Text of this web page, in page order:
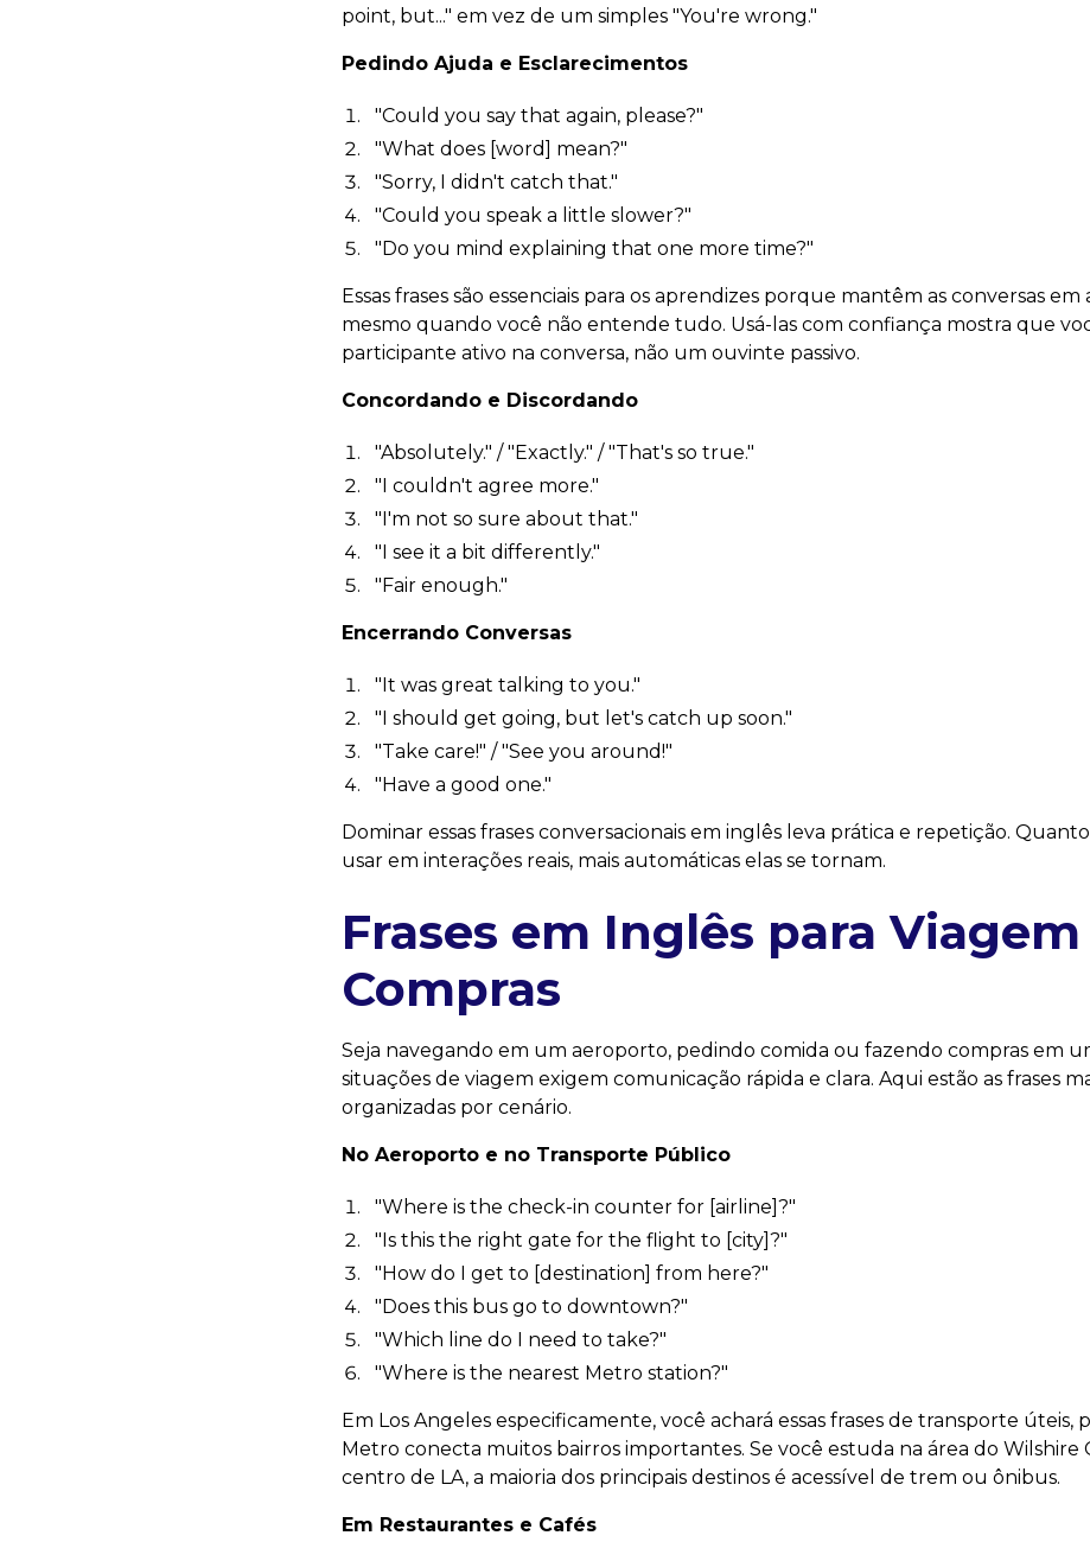
point, but..." em vez de um simples "You're wrong."
Pedindo Ajuda e Esclarecimentos
"Could you say that again, please?"
"What does [word] mean?"
"Sorry, I didn't catch that."
"Could you speak a little slower?"
"Do you mind explaining that one more time?"
Essas frases são essenciais para os aprendizes porque mantêm as conversas
mesmo quando você não entende tudo. Usá-las com confiança mostra que
participante ativo na conversa, não um ouvinte passivo.
Concordando e Discordando
"Absolutely." / "Exactly." / "That's so true."
"I couldn't agree more."
"I'm not so sure about that."
"I see it a bit differently."
"Fair enough."
Encerrando Conversas
"It was great talking to you."
"I should get going, but let's catch up soon."
"Take care!" / "See you around!"
"Have a good one."
Dominar essas frases conversacionais em inglês leva prática e repetição.
usar em interações reais, mais automáticas elas se tornam.
Frases em Inglês para Viagem
Compras
Seja navegando em um aeroporto, pedindo comida ou fazendo compras em
situações de viagem exigem comunicação rápida e clara. Aqui estão as frases
organizadas por cenário.
No Aeroporto e no Transporte Público
"Where is the check-in counter for [airline]?"
"Is this the right gate for the flight to [city]?"
"How do I get to [destination] from here?"
"Does this bus go to downtown?"
"Which line do I need to take?"
"Where is the nearest Metro station?"
Em Los Angeles especificamente, você achará essas frases de transporte úteis,
Metro conecta muitos bairros importantes. Se você estuda na área do Wilshire
centro de LA, a maioria dos principais destinos é acessível de trem ou ônibus.
Em Restaurantes e Cafés